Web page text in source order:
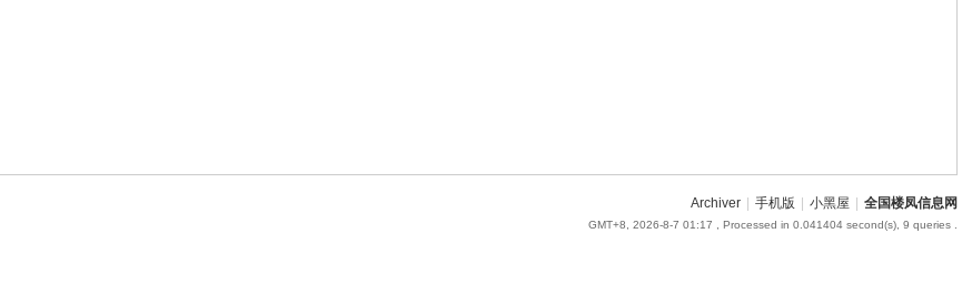
Archiver 手机版 小黑屋 全国楼凤信息网
GMT+8, 2026-8-7 01:17 , Processed in 0.041404 second(s), 9 queries .